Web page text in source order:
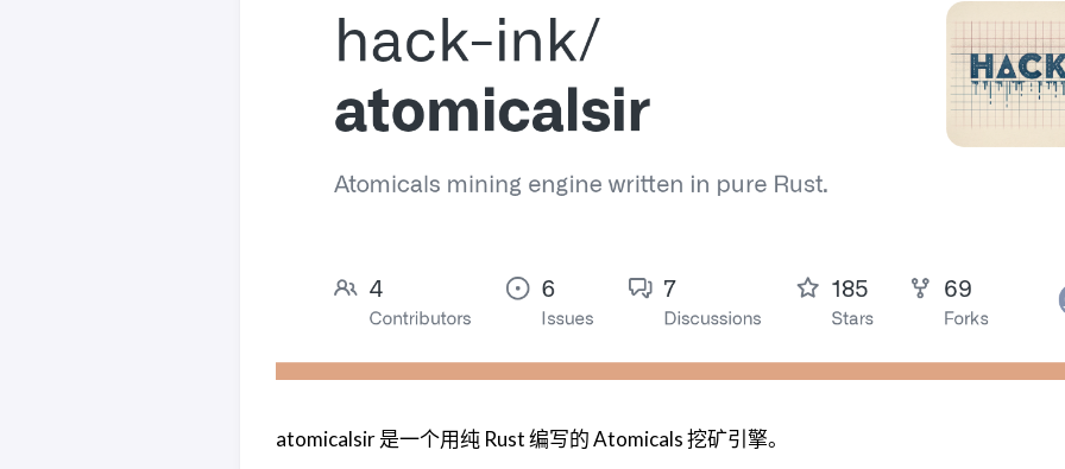
atomicalsir 是一个用纯 Rust 编写的 Atomicals 挖矿引擎。